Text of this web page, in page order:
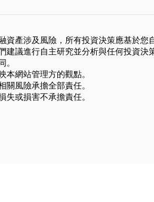
產涉及風險，所有投資決策應基於您
議進行自主研究並分析與任何投資
網站管理方的觀點。
風險承擔全部責任。
或損害不承擔責任。